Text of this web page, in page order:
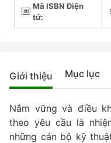
Mã ISBN Điện
tử:
Giới thiệu Mục lục
Nắm vững và điều
theo yêu cầu là
những cán bộ kỹ